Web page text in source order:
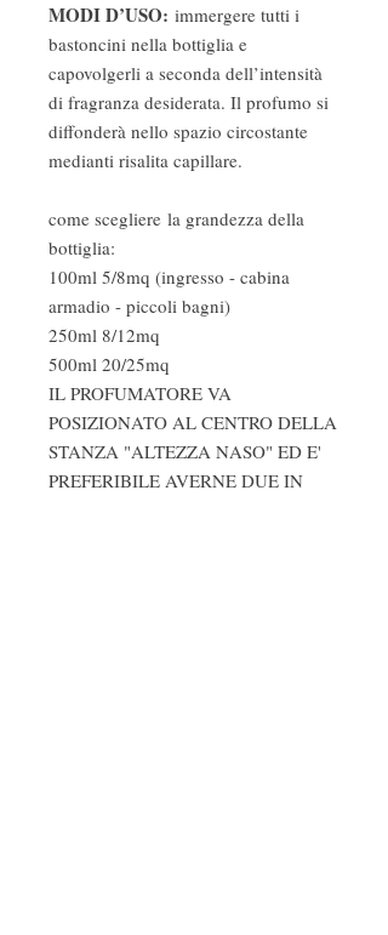
MODI D’USO: immergere tutti i
bastoncini nella bottiglia e
capovolgerli a seconda dell’intensità
di fragranza desiderata. Il profumo si
diffonderà nello spazio circostante
medianti risalita capillare.
come scegliere la grandezza della
bottiglia:
100ml 5/8mq (ingresso - cabina
armadio - piccoli bagni)
250ml 8/12mq
500ml 20/25mq
IL PROFUMATORE VA
POSIZIONATO AL CENTRO DELLA
STANZA "ALTEZZA NASO" ED E'
PREFERIBILE AVERNE DUE IN